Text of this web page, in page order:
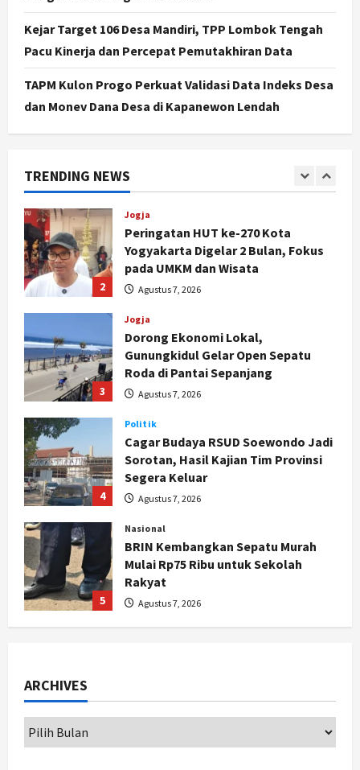
Kejar Target 106 Desa Mandiri, TPP Lombok Tengah
Pacu Kinerja dan Percepat Pemutakhiran Data
TAPM Kulon Progo Perkuat Validasi Data Indeks Desa
dan Monev Dana Desa di Kapanewon Lendah
TRENDING NEWS
Politik
Hari Jadi Pati ke-703 Jadi
Momentum Kemajuan, Ini Pesan Ali
Badrudin
Agustus 8, 2026
2
Jogja
3
Jogja
Dorong Ekonomi Lokal,
Gunungkidul Gelar Open Sepatu
Roda di Pantai Sepanjang
Agustus 7, 2026
4
Politik
Cagar Budaya RSUD Soewondo Jadi
Sorotan, Hasil Kajian Tim Provinsi
Segera Keluar
Agustus 7, 2026
5
Nasional
BRIN Kembangkan Sepatu Murah
Mulai Rp75 Ribu untuk Sekolah
Rakyat
Agustus 7, 2026
1
Politik
Hari Jadi Pati ke-703 Jadi
Momentum Kemajuan, Ini Pesan Ali
Badrudin
Agustus 8, 2026
2
ARCHIVES